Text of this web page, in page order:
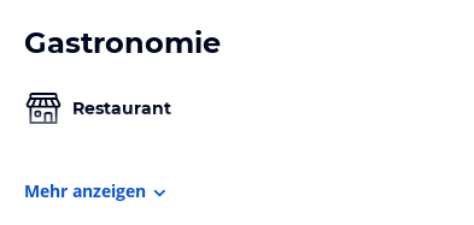
Gastronomie
Restaurant
Mehr anzeigen